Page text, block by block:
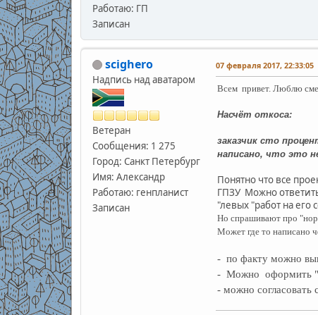
Работаю: ГП
Записан
scighero
Надпись над аватаром
Ветеран
Сообщения: 1 275
Город: Санкт Петербург
Имя: Александр
Работаю: генпланист
Записан
07 февраля 2017, 22:33:05
Всем привет. Люблю
Насчёт откоса:
заказчик сто
написано, что это
Понятно что все
ГПЗУ Можно
"левых "работ на его
Но спрашивают про
Может где то написано
- по факту можно
- Можно оформить
- можно согласовать